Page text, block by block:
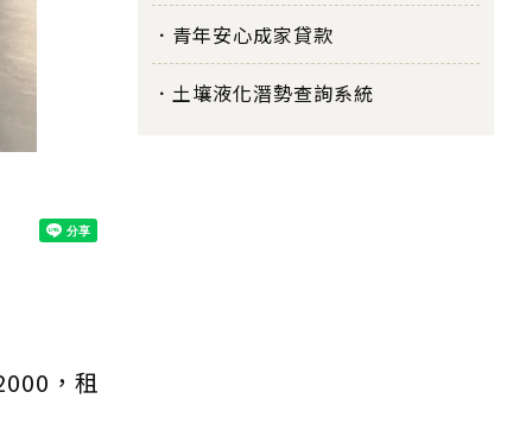
，租
青年安心成家貸款
土壤液化潛勢查詢系統